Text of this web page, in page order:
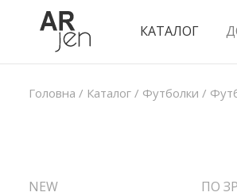
КАТАЛОГ
Головна / Каталог / Футболки /
ПО
NEW